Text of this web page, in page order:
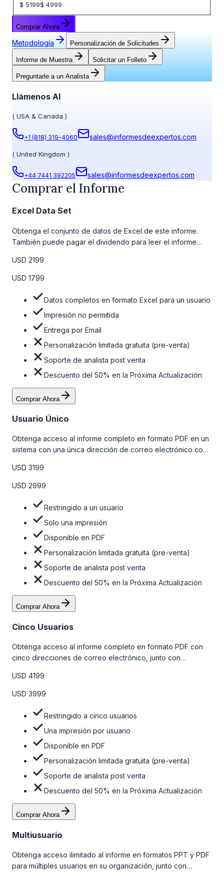
$ 5199$ 4999
Comprar Ahora
Metodología Personalización de Solicitudes
Informe de Muestra Solicitar un Folleto
Preguntarle a un Analista
Llámenos Al
( USA & Canada )
+1 (818) 319-4060 sales@informesdeexpertos.com
( United Kingdom )
+44 7441 392205 sales@informesdeexpertos.com
Comprar el Informe
Excel Data Set
Obtenga el conjunto de datos de Excel de este informe.
También puede pagar el dividendo para leer el informe
la tabla de precios a continuación.
USD 2199
USD 1799
Datos completos en formato Excel para un usuario
Impresión no permitida
Entrega por Email
Personalización limitada gratuita (pre-venta)
Soporte de analista post venta
Descuento del 50% en la Próxima Actualización
Comprar Ahora
Usuario Único
Obtenga acceso al informe completo en formato PDF en un
sistema con una única dirección de correo electrónico con
la tabla de precios a continuación.
USD 3199
USD 2999
Restringido a un usuario
Solo una impresión
Disponible en PDF
Personalización limitada gratuita (pre-venta)
Soporte de analista post venta
Descuento del 50% en la Próxima Actualización
Comprar Ahora
Cinco Usuarios
Obtenga acceso al informe completo en formato PDF con
cinco direcciones de correo electrónico, junto con
venta y el soporte post-venta de nuestros analistas. Para
obtener más información, consulte la tabla de precios a
USD 4199
USD 3999
Restringido a cinco usuarios
Una impresión por usuario
Disponible en PDF
Personalización limitada gratuita (pre-venta)
Soporte de analista post venta
Descuento del 50% en la Próxima Actualización
Comprar Ahora
Multiusuario
Obtenga acceso ilimitado al informe en formatos PPT y PDF
para múltiples usuarios en su organización, junto con